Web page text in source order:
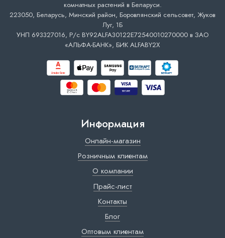
комнатных растений в Беларуси.
223050, Беларусь, Минский район, Боровлянский сельсовет, Жуков
Луг, 1Б
УНП 693327016, Р/с BY92ALFA30122E72540010270000 в ЗАО
«АЛЬФА-БАНК», БИК ALFABY2X
Информация
Онлайн-магазин
Розничным клиентам
О компании
Прайс-лист
Контакты
Блог
Оптовым клиентам